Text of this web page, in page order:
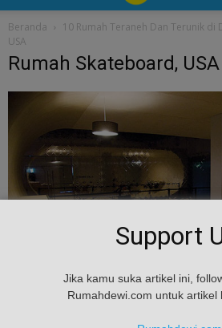
Beranda 10 Rumah Teraneh Dan Terunik di
USA
Rumah Skateboard, USA
Support
Jika kamu suka artikel ini,
Rumahdewi.com untuk artikel